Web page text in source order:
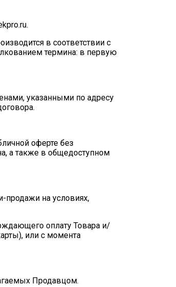
в соответствии с
термина: в первую
указанными по адресу
оферте без
а также в общедоступном
продажи на условиях,
оплату Товара и/
или с момента
Продавцом.